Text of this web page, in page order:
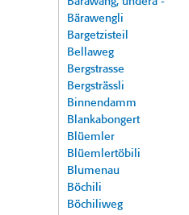
Bärawengli
Bargetzisteil
Bellaweg
Bergstrasse
Bergsträssli
Binnendamm
Blankabongert
Blüemler
Blüemlertöbili
Blumenau
Böchili
Böchiliweg